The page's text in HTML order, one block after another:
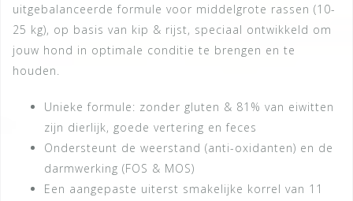
uitgebalanceerde formule voor middelgrote rassen (10-
25 kg), op basis van kip & rijst, speciaal ontwikkeld om
jouw hond in optimale conditie te brengen en te
houden.
Unieke formule: zonder gluten & 81% van eiwitten
zijn dierlijk, goede vertering en feces
Ondersteunt de weerstand (anti-oxidanten) en de
darmwerking (FOS & MOS)
Een aangepaste uiterst smakelijke korrel van 11